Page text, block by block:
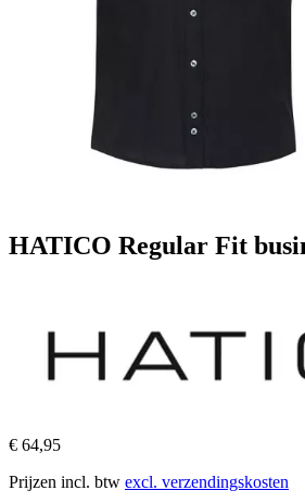
HATICO Regular Fit
€ 64,95
Prijzen incl. btw excl. verzendingskosten